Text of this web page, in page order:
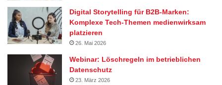
Digital Storytelling für B2B-Marken:
Komplexe Tech-Themen medienwirksam
platzieren
26. Mai 2026
Webinar: Löschregeln im betrieblichen
Datenschutz
23. März 2026